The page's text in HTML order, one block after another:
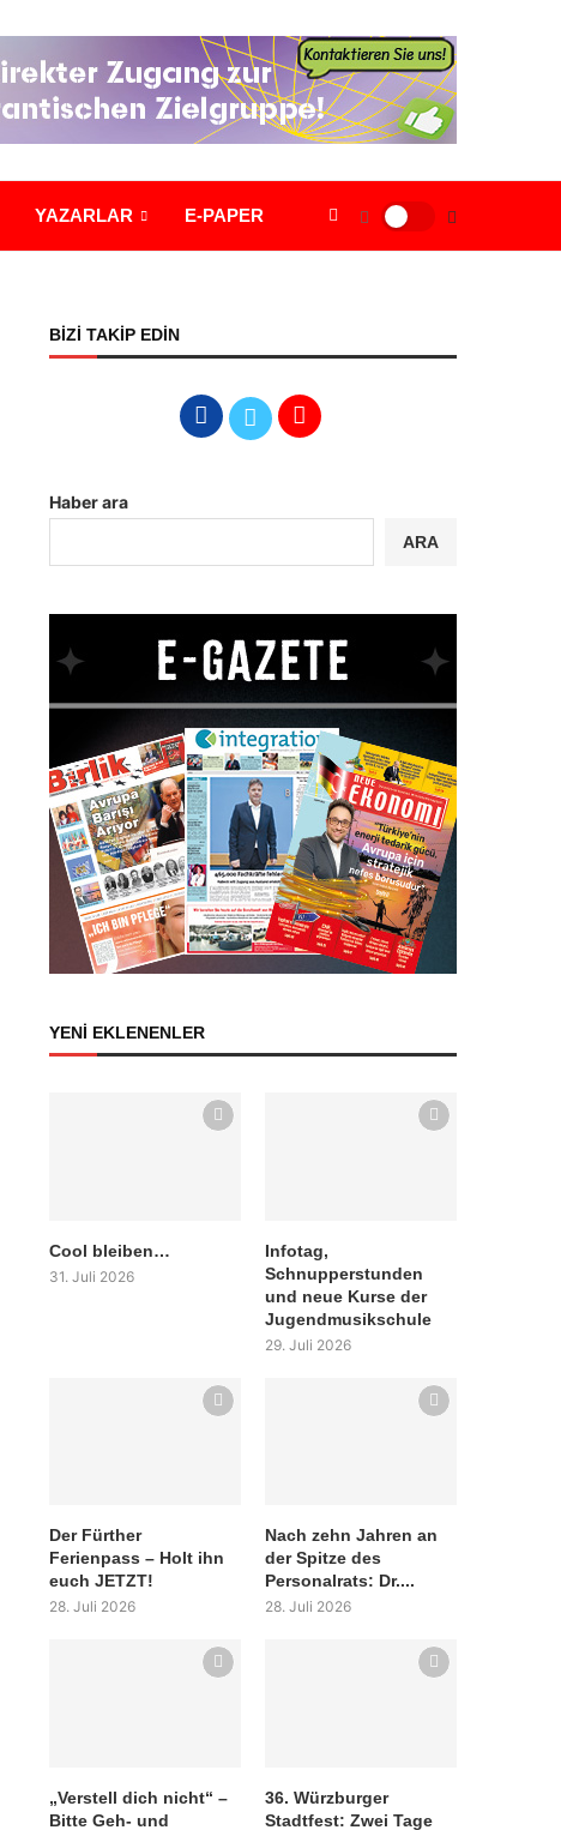
YAZARLAR E-PAPER
BİZİ TAKİP EDİN
Haber ara
ARA
YENİ EKLENENLER
Cool bleiben…
31. Juli 2026
Infotag,
Schnupperstunden
und neue Kurse der
Jugendmusikschule
29. Juli 2026
Der Fürther
Ferienpass – Holt ihn
euch JETZT!
28. Juli 2026
Nach zehn Jahren an
der Spitze des
Personalrats: Dr....
28. Juli 2026
„Verstell dich nicht“ –
Bitte Geh- und
36. Würzburger
Stadtfest: Zwei Tage